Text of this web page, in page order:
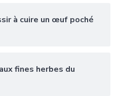
à cuire un œuf poché
fines herbes du